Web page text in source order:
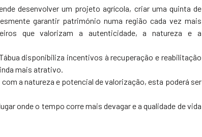
desenvolver um projeto agrícola, criar uma quinta de
garantir património numa região cada vez mais
que valorizam a autenticidade, a natureza e a
disponibiliza incentivos à recuperação e reabilitação
mais atrativo.
a natureza e potencial de valorização, esta poderá ser
onde o tempo corre mais devagar e a qualidade de vida